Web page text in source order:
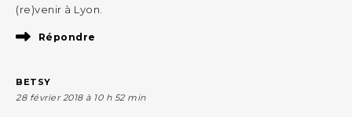
(re)venir à Lyon.
Répondre
BETSY
28 février 2018 à 10 h 52 min